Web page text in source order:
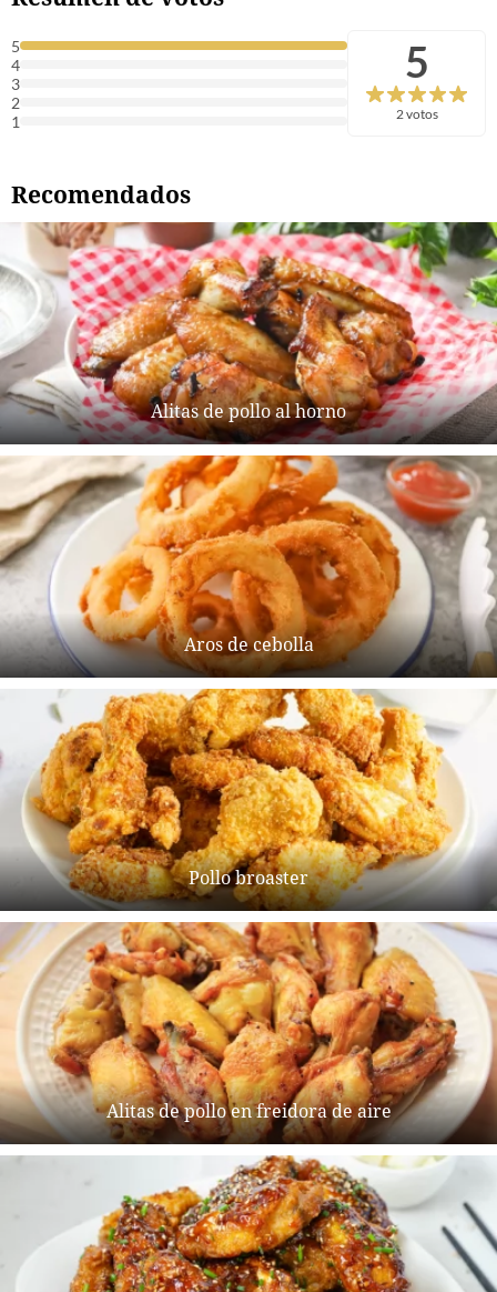
5
4
3
2
1
5
2 votos
Recomendados
Alitas de pollo al horno
Aros de cebolla
Pollo broaster
Alitas de pollo en freidora de aire